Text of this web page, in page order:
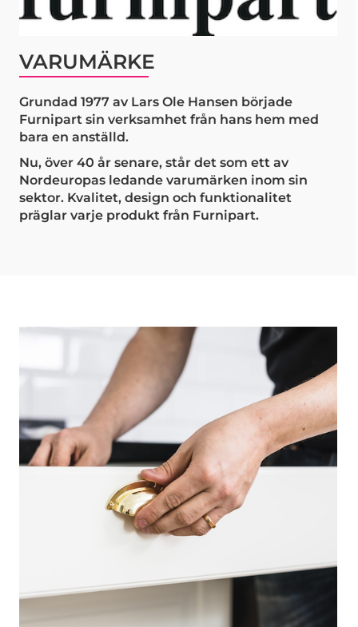
VARUMÄRKE
Grundad 1977 av Lars Ole Hansen började
Furnipart sin verksamhet från hans hem med
bara en anställd.
Nu, över 40 år senare, står det som ett av
Nordeuropas ledande varumärken inom sin
sektor. Kvalitet, design och funktionalitet
präglar varje produkt från Furnipart.